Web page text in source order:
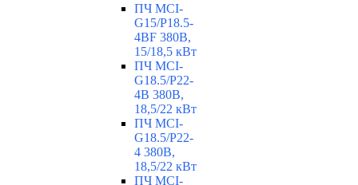
ПЧ MCI-
G15/P18.5-
4BF 380В,
15/18,5 кВт
ПЧ MCI-
G18.5/P22-
4B 380В,
18,5/22 кВт
ПЧ MCI-
G18.5/P22-
4 380В,
18,5/22 кВт
ПЧ MCI-